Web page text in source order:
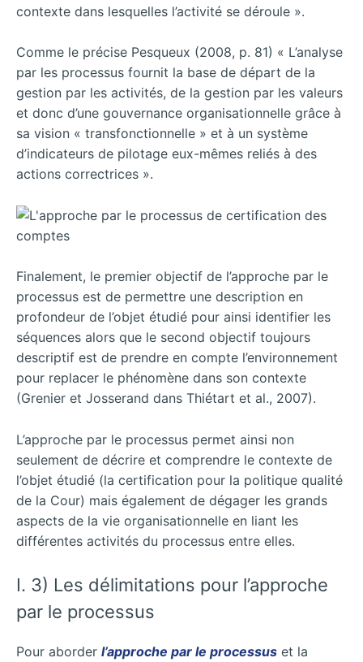
contexte dans lesquelles l’activité se déroule ».
Comme le précise Pesqueux (2008, p. 81) « L’analyse
par les processus fournit la base de départ de la
gestion par les activités, de la gestion par les valeurs
et donc d’une gouvernance organisationnelle grâce à
sa vision « transfonctionnelle » et à un système
d’indicateurs de pilotage eux-mêmes reliés à des
actions correctrices ».
Finalement, le premier objectif de l’approche par le
processus est de permettre une description en
profondeur de l’objet étudié pour ainsi identifier les
séquences alors que le second objectif toujours
descriptif est de prendre en compte l’environnement
pour replacer le phénomène dans son contexte
(Grenier et Josserand dans Thiétart et al., 2007).
L’approche par le processus permet ainsi non
seulement de décrire et comprendre le contexte de
l’objet étudié (la certification pour la politique qualité
de la Cour) mais également de dégager les grands
aspects de la vie organisationnelle en liant les
différentes activités du processus entre elles.
I. 3) Les délimitations pour l’approche
par le processus
Pour aborder l’approche par le processus et la